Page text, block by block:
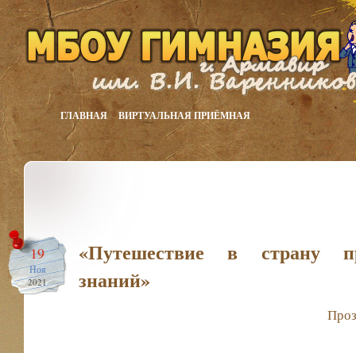
ГЛАВНАЯ ВИРТУАЛЬНАЯ ПРИЁМНАЯ
19
Ноя
2021
«Путешествие в страну
знаний»